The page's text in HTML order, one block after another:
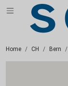
Home CH Bern